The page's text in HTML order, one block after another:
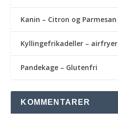
Kanin – Citron og Parmesan
Kyllingefrikadeller – airfryer
Pandekage – Glutenfri
KOMMENTARER